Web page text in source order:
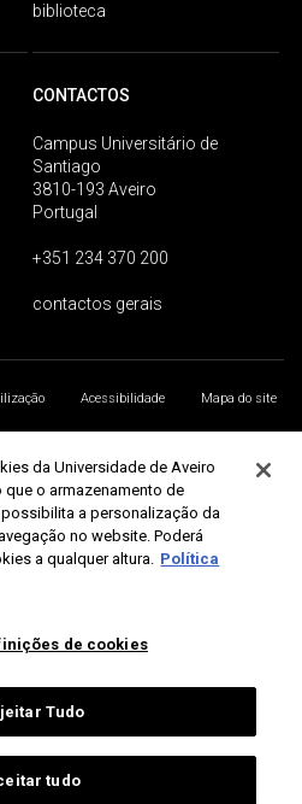
biblioteca
CONTACTOS
Campus Universitário de
Santiago
3810-193 Aveiro
Portugal
+351 234 370 200
contactos gerais
Acessibilidade
Mapa do site
da Universidade de Aveiro
o armazenamento de
a personalização da
no website. Poderá
a qualquer altura. Política
de cookies
Tudo
tudo